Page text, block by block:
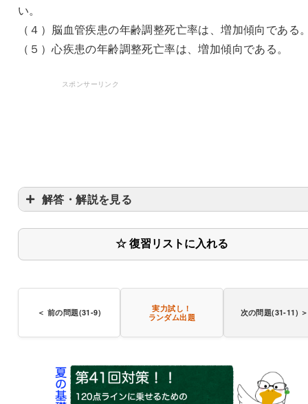
い。
（４）脳血管疾患の年齢調整死亡率は、増加傾向である
（５）心疾患の年齢調整死亡率は、増加傾向である。
スポンサーリンク
解答・解説を見る
☆ 復習リストに入れる
＜ 前の問題(31-9)
実力試し！
ランダム出題
次の問題(31-11) ＞